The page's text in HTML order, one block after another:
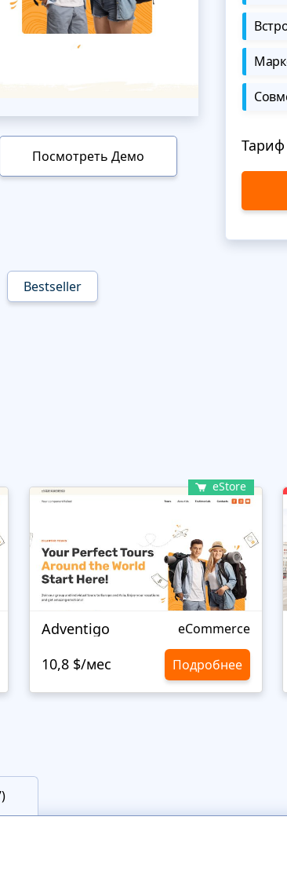
Посмотреть Демо
Bestseller
Тариф
eStore
Adventigo eCommerce
10,8 $/мес Подробнее